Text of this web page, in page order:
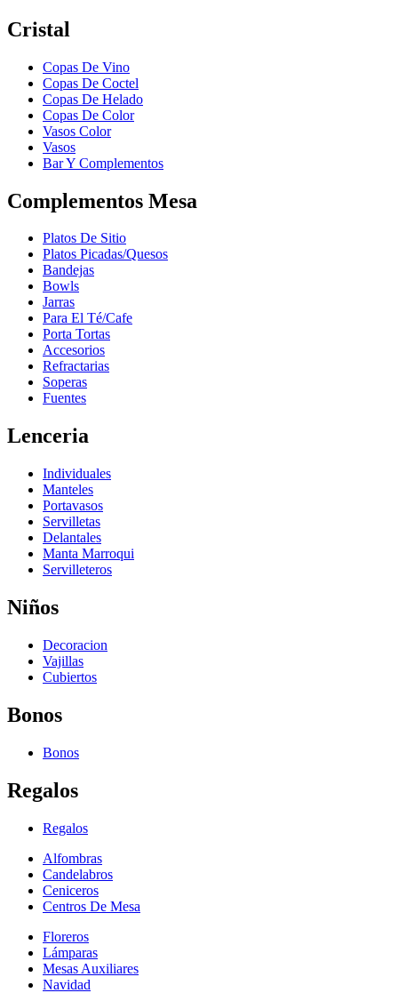
Cristal
Copas De Vino
Copas De Coctel
Copas De Helado
Copas De Color
Vasos Color
Vasos
Bar Y Complementos
Complementos Mesa
Platos De Sitio
Platos Picadas/Quesos
Bandejas
Bowls
Jarras
Para El Té/Cafe
Porta Tortas
Accesorios
Refractarias
Soperas
Fuentes
Lenceria
Individuales
Manteles
Portavasos
Servilletas
Delantales
Manta Marroqui
Servilleteros
Niños
Decoracion
Vajillas
Cubiertos
Bonos
Bonos
Regalos
Regalos
Alfombras
Candelabros
Ceniceros
Centros De Mesa
Floreros
Lámparas
Mesas Auxiliares
Navidad